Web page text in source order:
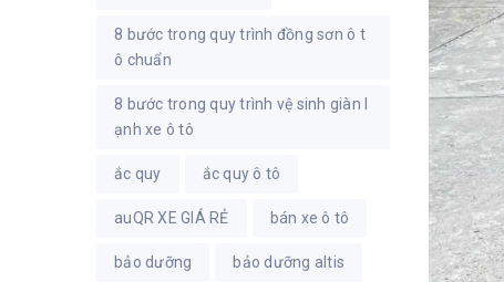
8 bước trong quy trình đồng sơn ô t
ô chuẩn
8 bước trong quy trình vệ sinh giàn l
ạnh xe ô tô
ắc quy ắc quy ô tô
auQR XE GIÁ RẺ bán xe ô tô
bảo dưỡng bảo dưỡng altis